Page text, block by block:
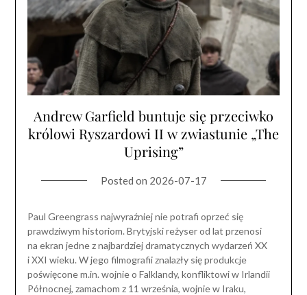
Andrew Garfield buntuje się przeciwko
królowi Ryszardowi II w zwiastunie „The
Uprising”
Posted on 2026-07-17
Paul Greengrass najwyraźniej nie potrafi oprzeć się
prawdziwym historiom. Brytyjski reżyser od lat przenosi
na ekran jedne z najbardziej dramatycznych wydarzeń XX
i XXI wieku. W jego filmografii znalazły się produkcje
poświęcone m.in. wojnie o Falklandy, konfliktowi w Irlandii
Północnej, zamachom z 11 września, wojnie w Iraku,